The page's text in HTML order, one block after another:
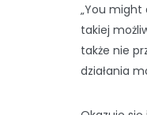
„You might
takiej
także nie
działania